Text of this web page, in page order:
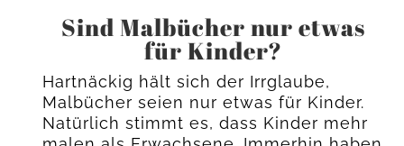
Sind Malbücher nur etwas
für Kinder?
Hartnäckig hält sich der Irrglaube,
Malbücher seien nur etwas für Kinder.
Natürlich stimmt es, dass Kinder mehr